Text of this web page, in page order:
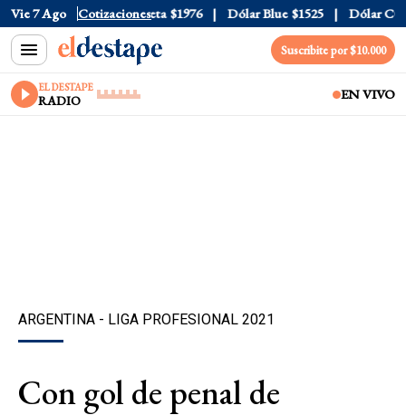
Vie 7 Ago Cotizaciones
$1520 Dólar Tarjeta $1976 Dólar Blue $1525 Dólar CCL
Suscribite por $10.000
EL DESTAPE
RADIO EN VIVO
ARGENTINA - LIGA PROFESIONAL 2021
Con gol de penal de